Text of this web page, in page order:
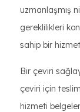
uzmanlaşmış
gereklilikleri
sahip bir
Bir çeviri
çeviri için
hizmeti